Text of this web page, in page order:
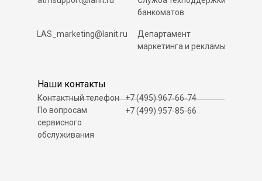
Наши контакты
Контактный телефон
По вопросам
сервисного
обслуживания
+7 (495) 967-66-74
+7 (499) 957-85-66
Департамент
маркетинга и рекламы
банкоматов
LAS_marketing@lanit.ru